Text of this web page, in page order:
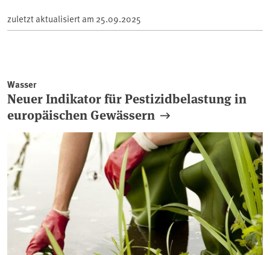
zuletzt aktualisiert am 25.09.2025
Wasser
Neuer Indikator für Pestizidbelastung in
europäischen Gewässern